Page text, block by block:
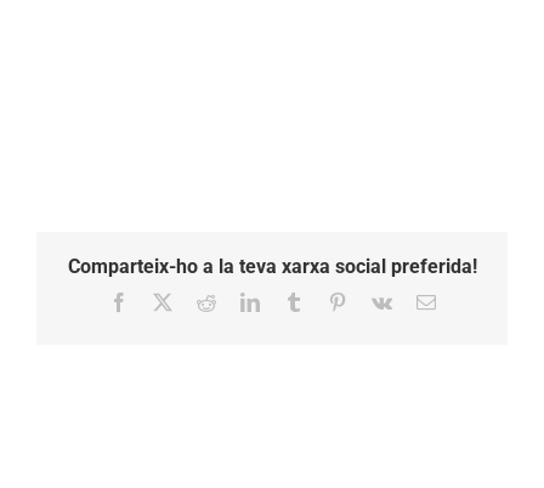
Comparteix-ho a la teva xarxa social preferida!
Facebook RedditLinkedInTumblr Pinterest
Vk Email: